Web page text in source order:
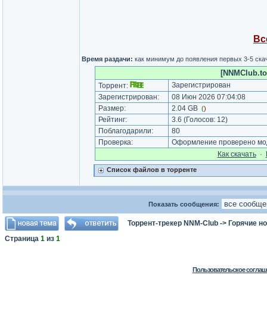
Время раздачи: как минимум до появления первых 3-5
Торрент:
Зарегистрирован
Зарегистрирован:
08 Июн 2026 07:04:08
Размер:
2.04 GB ()
Рейтинг: 3.6 (Голосов: 12)
Поблагодарили:
80
Проверка:
Оформление проверено
Как cкачать·
Список файлов в торренте
Показать сообщения:
Торрент-трекер NNM-Club -> Горячие
Страница 1 из 1
Пользовательское